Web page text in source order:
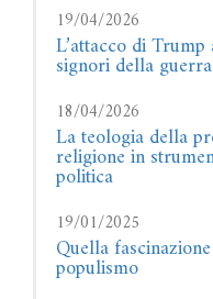
19/04/2026
L’attacco di
signori della
18/04/2026
La teologia della
religione in
politica
19/01/2025
Quella
populismo